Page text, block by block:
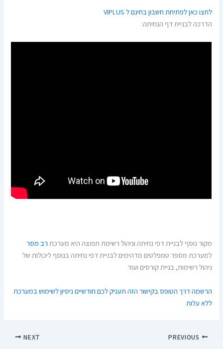
לחצו כאן לפתיחת חשבון בחינם ל VIPLUS
הדרכה לבניית דף הנחיתה:
מקור נוסף לבניית דפי נחיתה וניהול רשימת תפוצה היא מערכת רב מסר
למערכת מספר טמפלטים מדהימים לבניית דפי נחיתה בנוסף ליכולות של
ניהול רשימות, בניית קורסים ועוד
הרשמה דרך הטופס בקישור הזה תעניק לכם חודשיים ניסיון לשימוש במערכת
ללא עלות
NEXT